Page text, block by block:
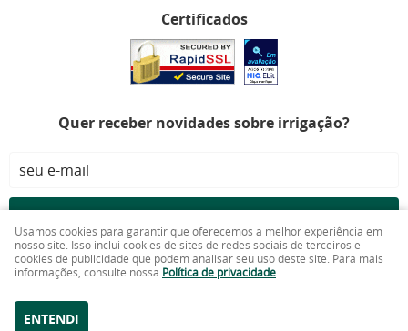
Certificados
Quer receber novidades sobre irrigação?
CADASTRAR
Doutor Irrigação LTDA CNPJ: 26.095.415/0001-80
Usamos cookies para garantir que oferecemos a melhor experiência em
nosso site. Isso inclui cookies de sites de redes sociais de terceiros e
cookies de publicidade que podem analisar seu uso deste site. Para mais
informações, consulte nossa Política de privacidade
ENTENDI